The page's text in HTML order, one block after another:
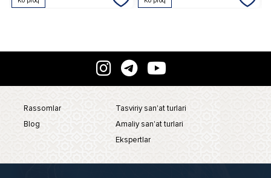
Rassomlar
Blog
Tasviriy san'at turlari
Amaliy san'at turlari
Ekspertlar